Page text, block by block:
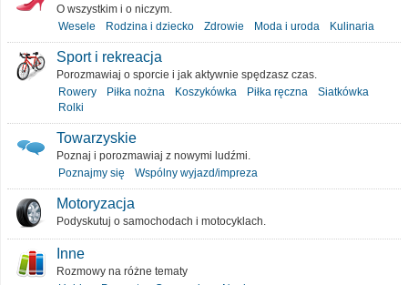
O wszystkim i o niczym.
Wesele
Rodzina i dziecko Zdrowie Moda i uroda Kulinaria
Sport i rekreacja
Porozmawiaj o sporcie i jak aktywnie spędzasz czas.
Rowery
Piłka nożna Koszykówka Piłka ręczna
Siatkówka
Rolki
Towarzyskie
Poznaj i porozmawiaj z nowymi ludźmi.
Poznajmy się
Wspólny wyjazd/impreza
Motoryzacja
Podyskutuj o samochodach i motocyklach.
Inne
Rozmowy na różne tematy